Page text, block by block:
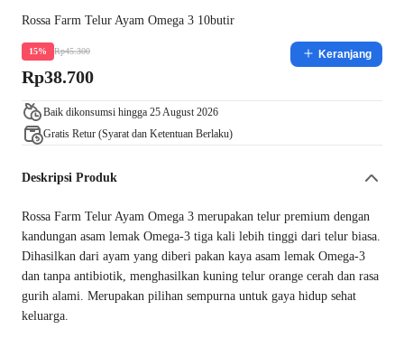
Rossa Farm Telur Ayam Omega 3 10butir
15% Rp45.300
Rp38.700
Keranjang
Baik dikonsumsi hingga 25 August 2026
Gratis Retur (Syarat dan Ketentuan Berlaku)
Deskripsi Produk
Rossa Farm Telur Ayam Omega 3 merupakan telur premium dengan
kandungan asam lemak Omega-3 tiga kali lebih tinggi dari telur biasa.
Dihasilkan dari ayam yang diberi pakan kaya asam lemak Omega-3
dan tanpa antibiotik, menghasilkan kuning telur orange cerah dan rasa
gurih alami. Merupakan pilihan sempurna untuk gaya hidup sehat
keluarga.